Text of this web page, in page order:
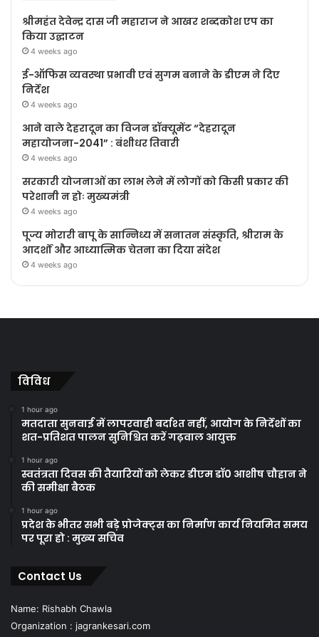
श्रीमहंत देवेन्द्र दास जी महाराज ने आखर शब्दकोश एप का
किया उद्घाटन
4 weeks ago
ई-ऑफिस व्यवस्था प्रभावी एवं सुगम बनाने के डीएम ने दिए
निर्देश
4 weeks ago
आने वाले देहरादून का विजन डॉक्यूमेंट “देहरादून
महायोजना-2041” : बंशीधर तिवारी
4 weeks ago
सरकारी योजनाओं का लाभ लेने में लोगों को किसी प्रकार की
परेशानी न होः मुख्यमंत्री
4 weeks ago
पूज्य मोरारी बापू के सान्निध्य में सनातन संस्कृति, श्रीराम के
आदर्शों और आध्यात्मिक चेतना का दिया संदेश
4 weeks ago
विविध
1 hour ago
मतदाता सुनवाई में लापरवाही बर्दाश्त नहीं, आयोग के निर्देशों का
शत-प्रतिशत पालन सुनिश्चित करें गढ़वाल आयुक्त
1 hour ago
स्वतंत्रता दिवस की तैयारियों को लेकर डीएम डॉ0 आशीष चौहान ने
की समीक्षा बैठक
1 hour ago
प्रदेश के भीतर सभी बड़े प्रोजेक्ट्स का निर्माण कार्य नियमित समय
पर पूरा हो : मुख्य सचिव
Contact Us
Name: Rishabh Chawla
Organization : jagrankesari.com